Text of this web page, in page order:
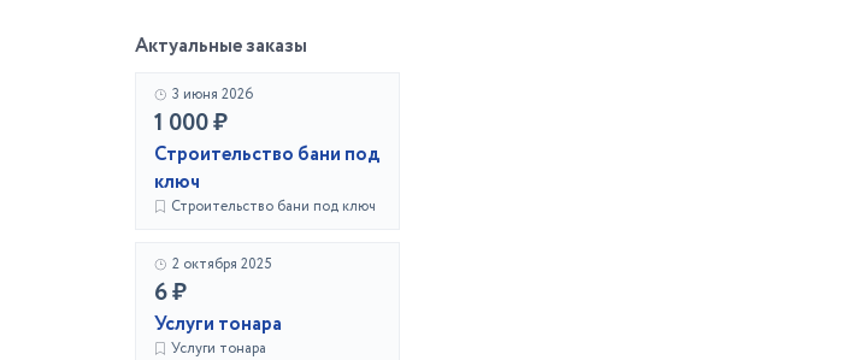
Актуальные заказы
3 июня 2026
1 000 ₽
Строительство бани под
ключ
Строительство бани под ключ
2 октября 2025
6 ₽
Услуги тонара
Услуги тонара